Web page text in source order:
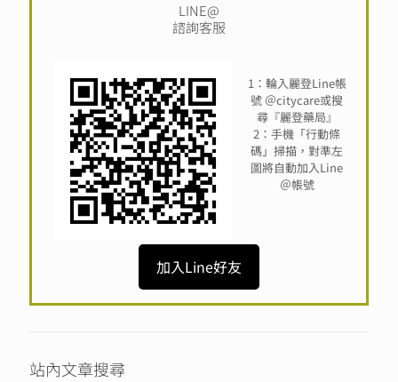
LINE@
諮詢客服
1：輪入麗登Line帳
號 ＠citycare或搜
尋『麗登藥局』
2：手機「行動條
碼」掃描，對準左
圖將自動加入Line
＠帳號
加入Line好友
站內文章搜尋